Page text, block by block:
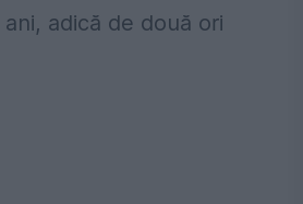
adică de două ori